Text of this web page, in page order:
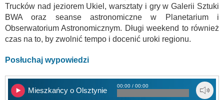
Trucków nad jeziorem Ukiel, warsztaty i gry w Galerii Sztuki
BWA oraz seanse astronomiczne w Planetarium i
Obserwatorium Astronomicznym. Długi weekend to również
czas na to, by zwolnić tempo i docenić uroki regionu.
Posłuchaj wypowiedzi
Mieszkańcy o Olsztynie
00:00 / 00:00